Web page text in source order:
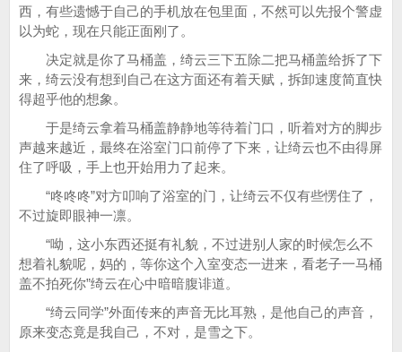
西，有些遗憾于自己的手机放在包里面，不然可以先报个警虚
以为蛇，现在只能正面刚了。
决定就是你了马桶盖，绮云三下五除二把马桶盖给拆了下
来，绮云没有想到自己在这方面还有着天赋，拆卸速度简直快
得超乎他的想象。
于是绮云拿着马桶盖静静地等待着门口，听着对方的脚步
声越来越近，最终在浴室门口前停了下来，让绮云也不由得屏
住了呼吸，手上也开始用力了起来。
“咚咚咚”对方叩响了浴室的门，让绮云不仅有些愣住了，
不过旋即眼神一凛。
“呦，这小东西还挺有礼貌，不过进别人家的时候怎么不
想着礼貌呢，妈的，等你这个入室变态一进来，看老子一马桶
盖不拍死你”绮云在心中暗暗腹诽道。
“绮云同学”外面传来的声音无比耳熟，是他自己的声音，
原来变态竟是我自己，不对，是雪之下。